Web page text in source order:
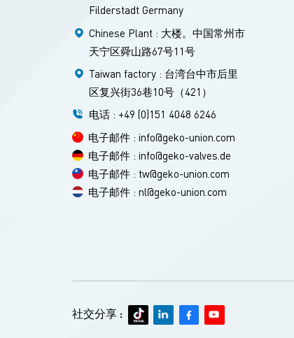
Filderstadt Germany
Chinese Plant : 大楼。中国常州市
天宁区舜山路67号11号
Taiwan factory : 台湾台中市后里
区复兴街36巷10号（421）
电话 : +49 (0)151 4048 6246
电子邮件 : info@geko-union.com
电子邮件 : info@geko-valves.de
电子邮件 : tw@geko-union.com
电子邮件 : nl@geko-union.com
社交分享 :